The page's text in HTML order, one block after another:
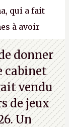
qui a fait
à avoir
la direction
donner
cabinet
vendu
de jeux
Un